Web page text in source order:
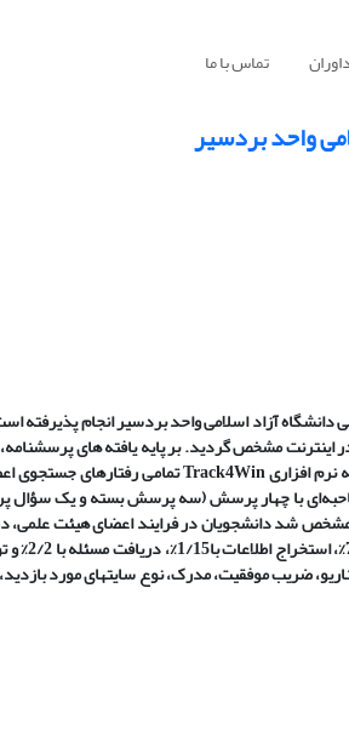
داوران تماس با ما
واحد بردسیر
آزاد اسلامی واحد بردسیر انجام پذیرفته
اینترنت مشخص گردید. بر پایه یافته های
نرم افزاریTrack4Winتمامی رفتارهای جستجوی
با چهار پرسش (سه پرسش بسته و یک سؤال
مشخص شد دانشجویان در فرایند اعضای هیئت
ضریب موفقیت، مدرک، نوع سایتهای مورد بازدید،